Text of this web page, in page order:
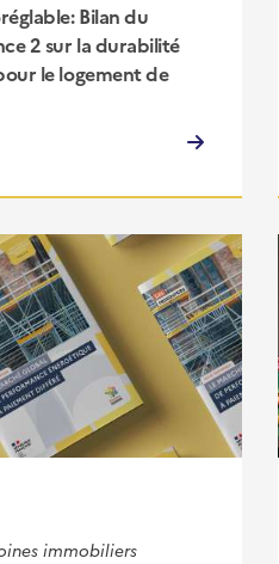
Bilan du
2 sur la durabilité
le logement de
immobiliers